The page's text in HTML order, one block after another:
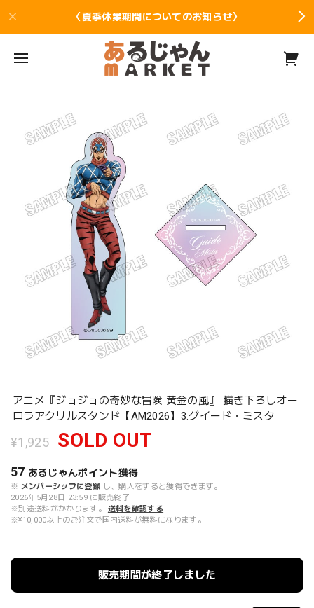
〈夏季休業期間についてのお知らせ〉
アニメ『ジョジョの奇妙な冒険 黄金の風』 描き下ろしオー
ロラアクリルスタンド【AM2026】3.グイード・ミスタ
¥1,925 SOLD OUT
57 あるじゃんポイント獲得
※ メンバーシップに登録 し、購入をすると獲得できます。
2026年5月28日 23:59 に販売終了
※別途送料がかかります。
送料を確認する
※¥10,000以上のご注文で国内送料が無料になります。
販売期間が終了しました